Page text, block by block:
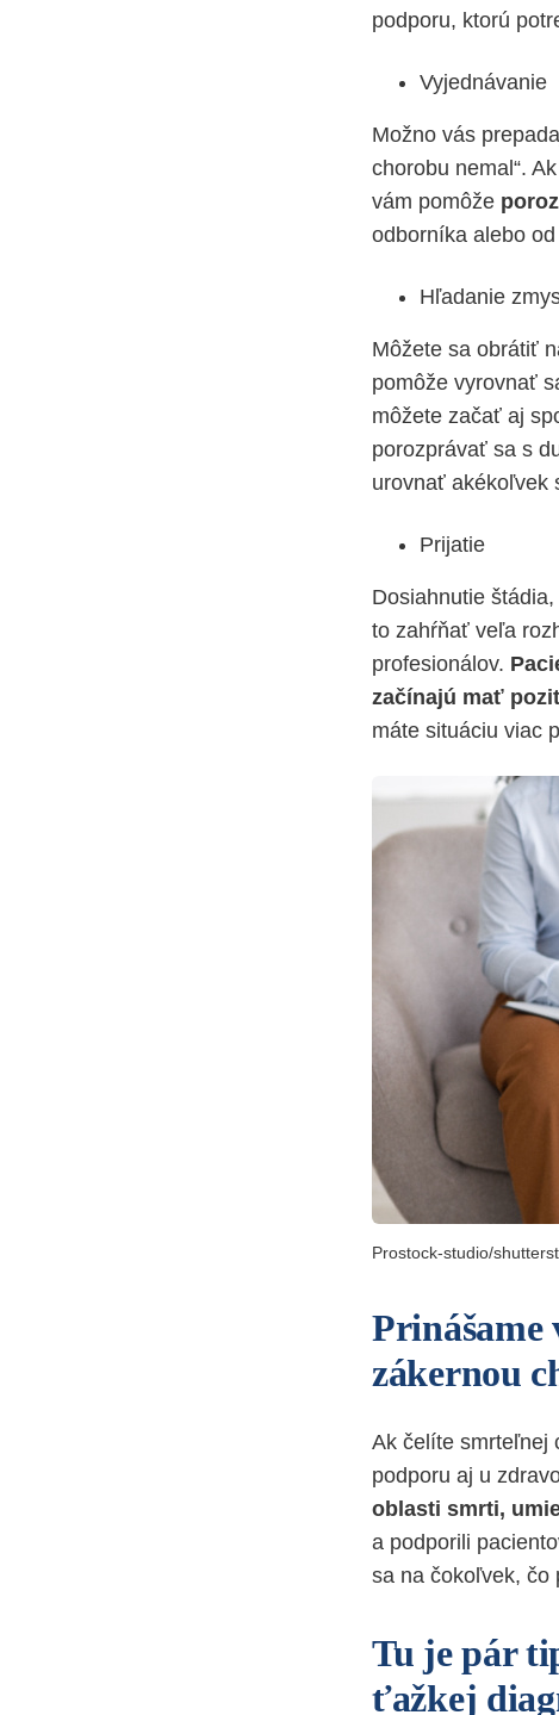
podporu, ktorú
Vyjednávanie
Možno vás
chorobu nemal“.
vám pomôže
odborníka alebo
Hľadanie
Môžete sa obrátiť
pomôže vyrovnať
môžete začať aj
porozprávať sa s
urovnať akékoľvek
Prijatie
Dosiahnutie
to zahŕňať veľa
profesionálov.
začínajú mať
máte situáciu viac
Prostock-studio/
Prinášame
zákernou
Ak čelíte smrteľnej
podporu aj u
oblasti smrti,
a podporili
sa na čokoľvek, čo
Tu je pár
ťažkej